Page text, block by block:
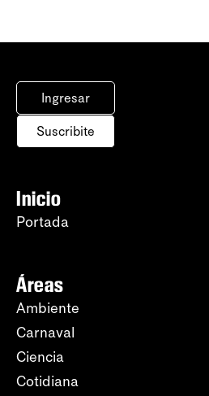
Ingresar
Suscribite
Inicio
Portada
Áreas
Ambiente
Carnaval
Ciencia
Cotidiana